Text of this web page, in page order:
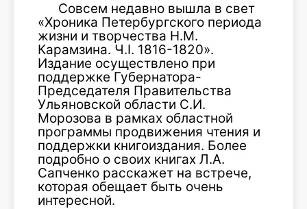
Совсем недавно вышла в свет
«Хроника Петербургского периода
жизни и творчества Н.М.
Карамзина. Ч.I. 1816-1820».
Издание осуществлено при
поддержке Губернатора-
Председателя Правительства
Ульяновской области С.И.
Морозова в рамках областной
программы продвижения чтения и
поддержки книгоиздания. Более
подробно о своих книгах Л.А.
Сапченко расскажет на встрече,
которая обещает быть очень
интересной.